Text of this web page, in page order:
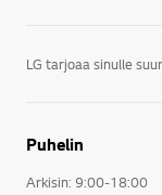
Puhelin
Arkisin: 9:00-18:00